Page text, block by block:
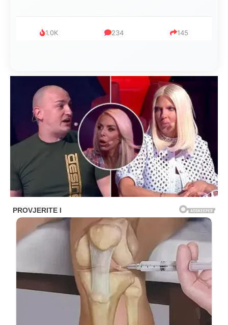
999 321 234